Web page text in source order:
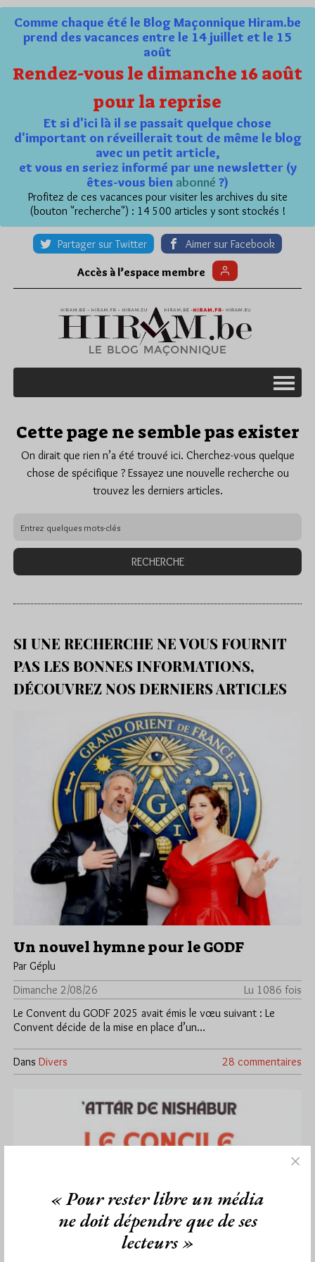
Comme chaque été le Blog Maçonnique Hiram.be
prend des vacances entre le 14 juillet et le 15
août
Rendez-vous le dimanche 16 août
pour la reprise
Et si d'ici là il se passait quelque chose
d'important on réveillerait tout de même le blog
avec un petit article,
et vous en seriez informé par une newsletter (y
êtes-vous bien abonné ?)
Profitez de ces vacances pour visiter les archives du site
(bouton "recherche") : 14 500 articles y sont stockés !
Partager sur Twitter Aimer sur Facebook
Accès à l’espace membre
Cette page ne semble pas exister
On dirait que rien n’a été trouvé ici. Cherchez-vous quelque
chose de spécifique ? Essayez une nouvelle recherche ou
trouvez les derniers articles.
SI UNE RECHERCHE NE VOUS FOURNIT
PAS LES BONNES INFORMATIONS,
DÉCOUVREZ NOS DERNIERS ARTICLES
Un nouvel hymne pour le GODF
Par Géplu
Dimanche 2/08/26
Lu 1086 fois
Le Convent du GODF 2025 avait émis le vœu suivant : Le
Convent décide de la mise en place d’un…
Dans Divers 28 commentaires
« Pour rester libre un média
ne doit dépendre que de ses
lecteurs »